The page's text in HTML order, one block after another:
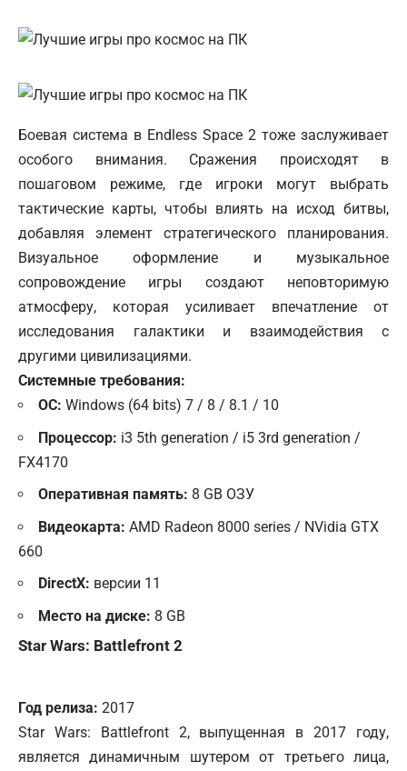
Боевая система в Endless Space 2 тоже заслуживает
особого внимания. Сражения происходят в
пошаговом режиме, где игроки могут выбрать
тактические карты, чтобы влиять на исход битвы,
добавляя элемент стратегического планирования.
Визуальное оформление и музыкальное
сопровождение игры создают неповторимую
атмосферу, которая усиливает впечатление от
исследования галактики и взаимодействия с
другими цивилизациями.
Системные требования:
ОС: Windows (64 bits) 7 / 8 / 8.1 / 10
Процессор: i3 5th generation / i5 3rd generation /
FX4170
Оперативная память: 8 GB ОЗУ
Видеокарта: AMD Radeon 8000 series / NVidia GTX
660
DirectX: версии 11
Место на диске: 8 GB
Star Wars: Battlefront 2
Год релиза: 2017
Star Wars: Battlefront 2, выпущенная в 2017 году,
является динамичным шутером от третьего лица,